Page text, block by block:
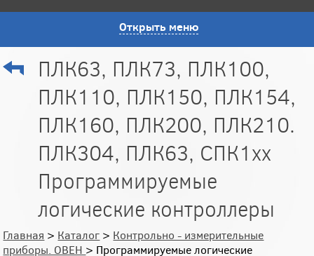
Открыть меню
ПЛК63, ПЛК73, ПЛК100,
ПЛК110, ПЛК150, ПЛК154,
ПЛК160, ПЛК200, ПЛК210.
ПЛК304, ПЛК63, СПК1хх
Программируемые
логические контроллеры
Главная > Каталог > Контрольно - измерительные
приборы. ОВЕН > Программируемые логические